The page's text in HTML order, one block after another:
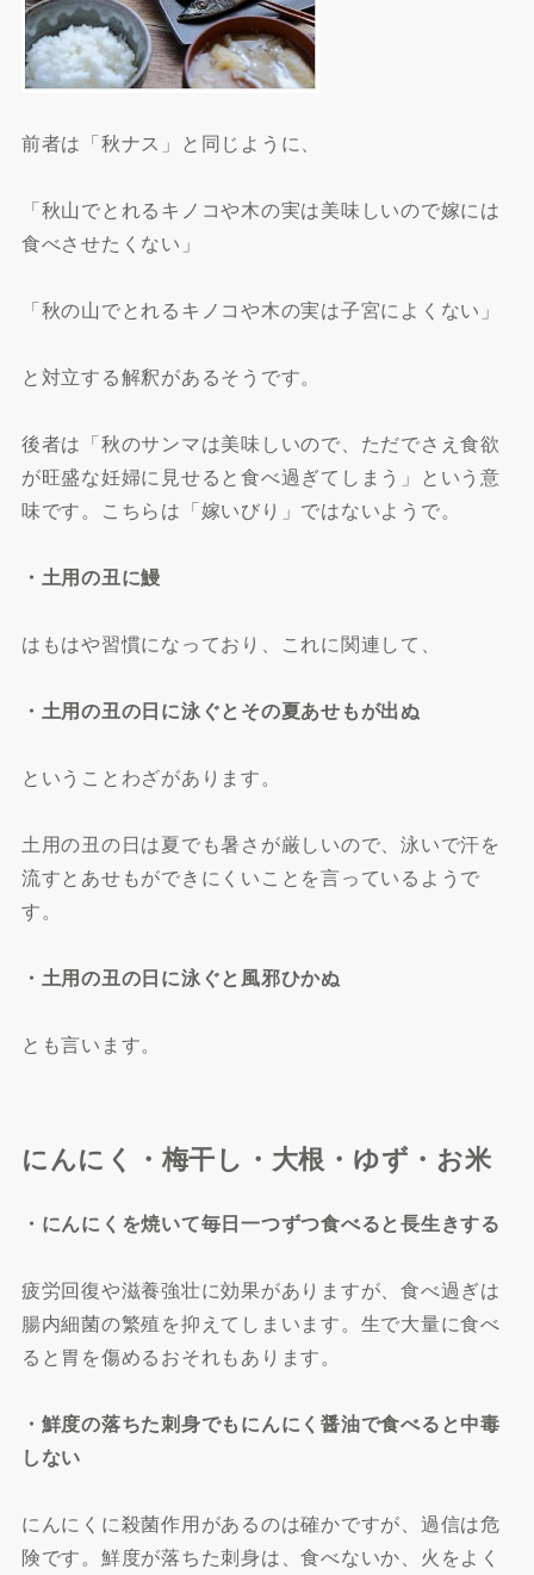
前者は「秋ナス」と同じように、
「秋山でとれるキノコや木の実は美味しいので嫁には
食べさせたくない」
「秋の山でとれるキノコや木の実は子宮によくない」
と対立する解釈があるそうです。
後者は「秋のサンマは美味しいので、ただでさえ食欲
が旺盛な妊婦に見せると食べ過ぎてしまう」という意
味です。こちらは「嫁いびり」ではないようで。
・土用の丑に鰻
はもはや習慣になっており、これに関連して、
・土用の丑の日に泳ぐとその夏あせもが出ぬ
ということわざがあります。
土用の丑の日は夏でも暑さが厳しいので、泳いで汗を
流すとあせもができにくいことを言っているようで
す。
・土用の丑の日に泳ぐと風邪ひかぬ
とも言います。
にんにく・梅干し・大根・ゆず・お米
・にんにくを焼いて毎日一つずつ食べると長生きする
疲労回復や滋養強壮に効果がありますが、食べ過ぎは
腸内細菌の繁殖を抑えてしまいます。生で大量に食べ
ると胃を傷めるおそれもあります。
・鮮度の落ちた刺身でもにんにく醤油で食べると中毒
しない
にんにくに殺菌作用があるのは確かですが、過信は危
険です。鮮度が落ちた刺身は、食べないか、火をよく